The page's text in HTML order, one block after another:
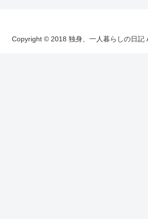
Copyright © 2018 独身、一人暮らしの日記